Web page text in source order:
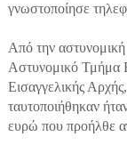
γνωστοποίησε
Από την
Αστυνομικό Τμήμα
Εισαγγελικής
ταυτοποιήθηκαν
ευρώ που προήλθε